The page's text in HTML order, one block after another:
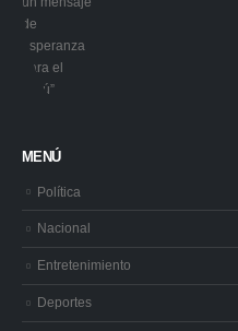
MENÚ
Política
Nacional
Entretenimiento
Deportes